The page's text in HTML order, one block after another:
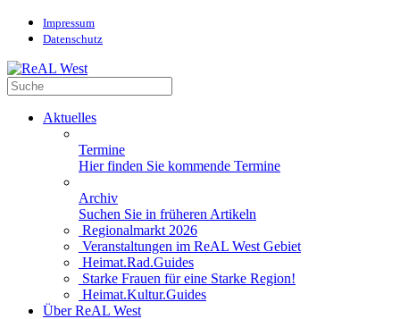
Impressum
Datenschutz
Aktuelles
Termine
Hier finden Sie kommende Termine
Archiv
Suchen Sie in früheren Artikeln
Regionalmarkt 2026
Veranstaltungen im ReAL West Gebiet
Heimat.Rad.Guides
Starke Frauen für eine Starke Region!
Heimat.Kultur.Guides
Über ReAL West